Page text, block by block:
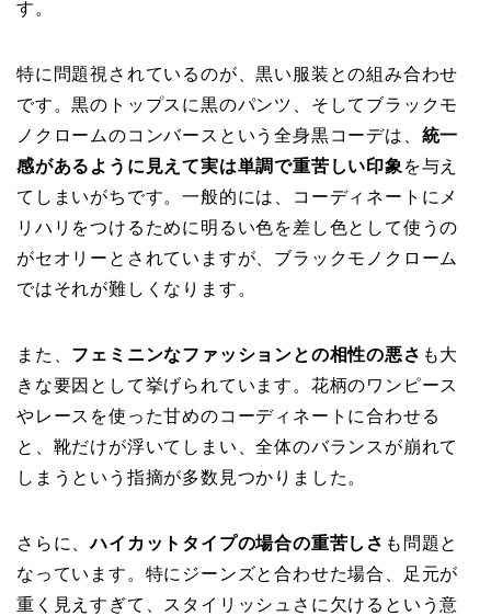
す。
特に問題視されているのが、黒い服装との組み合わせ
です。黒のトップスに黒のパンツ、そしてブラックモ
ノクロームのコンバースという全身黒コーデは、 統一
感があるように見えて実は単調で重苦しい印象 を与え
てしまいがちです。一般的には、コーディネートにメ
リハリをつけるために明るい色を差し色として使うの
がセオリーとされていますが、ブラックモノクローム
ではそれが難しくなります。
また、 フェミニンなファッションとの相性の悪さ も大
きな要因として挙げられています。花柄のワンピース
やレースを使った甘めのコーディネートに合わせる
と、靴だけが浮いてしまい、全体のバランスが崩れて
しまうという指摘が多数見つかりました。
さらに、ハイカットタイプの場合の重苦しさ も問題と
なっています。特にジーンズと合わせた場合、足元が
重く見えすぎて、スタイリッシュさに欠けるという意